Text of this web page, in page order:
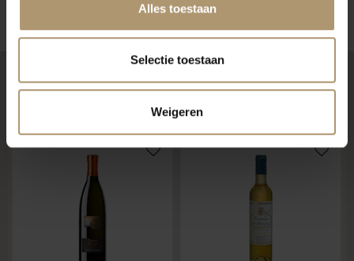
Alles toestaan
Selectie toestaan
Weigeren
Klanten kochten ook